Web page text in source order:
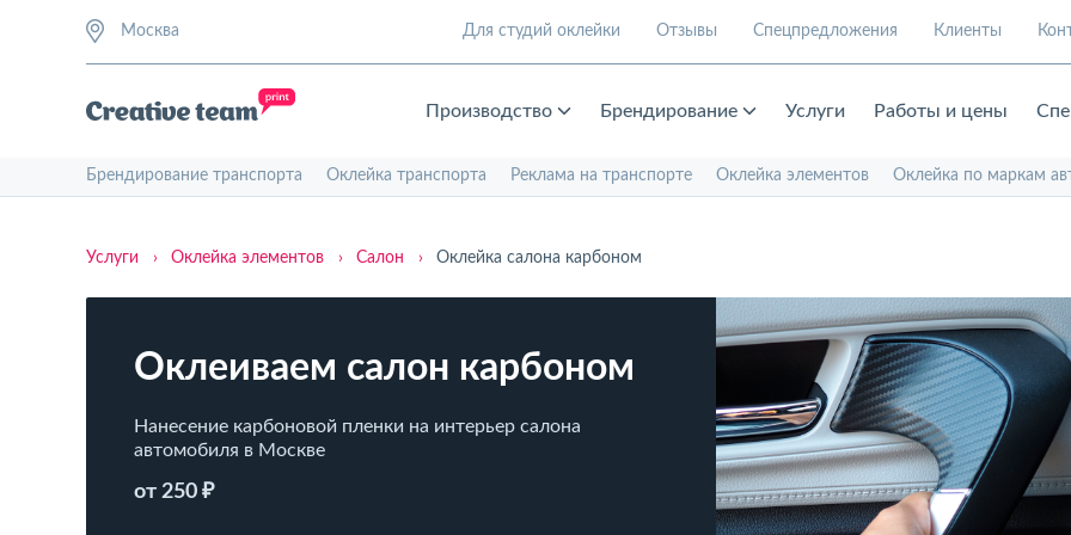
Москва Для студий оклейки Отзывы Спецпредложения Клиенты
Производство Брендирование Услуги Работы и цены
Брендирование транспорта Оклейка транспорта Реклама на транспорте Оклейка элементов Оклейка по маркам
Услуги › Оклейка элементов › Салон › Оклейка салона карбоном
Оклеиваем салон карбоном
Нанесение карбоновой пленки на интерьер салона
автомобиля в Москве
от 250 ₽